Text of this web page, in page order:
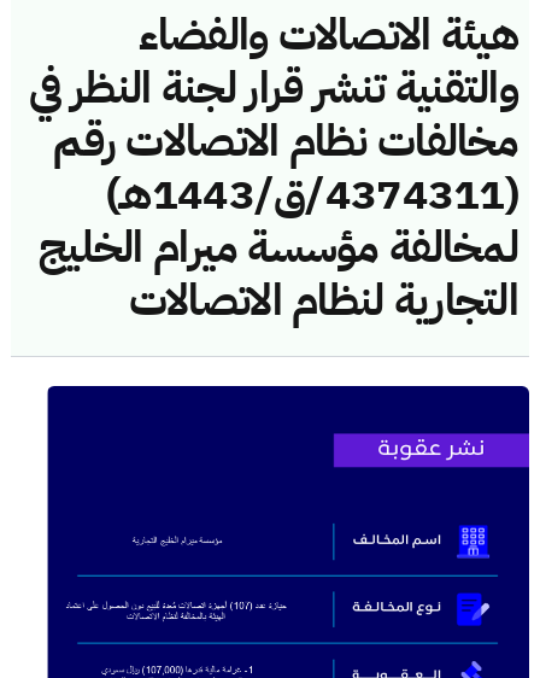
هيئة الاتصالات والفضاء
والتقنية تنشر قرار لجنة النظر في
مخالفات نظام الاتصالات رقم
(4374311/ق/1443هـ)
لمخالفة مؤسسة ميرام الخليج
التجارية لنظام الاتصالات